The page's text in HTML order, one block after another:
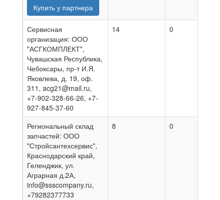
Купить у партнера
Сервисная
организация: ООО
"АСГКОМПЛЕКТ",
Чувашская Республика,
Чебоксары, пр-т И.Я.
Яковлева, д. 19, оф.
311, acg21@mail.ru,
+7-902-328-66-26, +7-
927-845-37-60
14 0
Региональный склад
запчастей: ООО
"Стройсантехсервис",
Краснодарский край,
Геленджик, ул.
Аграрная д.2А,
info@ssscompany.ru,
+79282377733
8 0